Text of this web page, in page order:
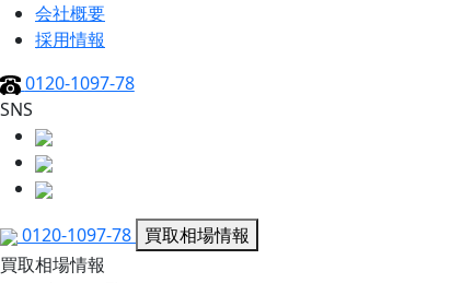
会社概要
採用情報
0120-1097-78
SNS
0120-1097-78 買取相場情報
買取相場情報